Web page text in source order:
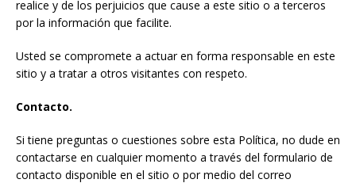
realice y de los perjuicios que cause a este sitio o a terceros
por la información que facilite.
Usted se compromete a actuar en forma responsable en este
sitio y a tratar a otros visitantes con respeto.
Contacto.
Si tiene preguntas o cuestiones sobre esta Política, no dude en
contactarse en cualquier momento a través del formulario de
contacto disponible en el sitio o por medio del correo